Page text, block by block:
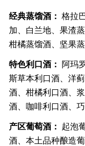
经典蒸馏酒： 格拉
加、白兰地、果渣
柑橘蒸馏酒、坚果
特色利口酒： 阿玛
斯草本利口酒、洋
酒、柑橘利口酒、
酒、咖啡利口酒、
产区葡萄酒： 起泡
酒、本土品种酿造